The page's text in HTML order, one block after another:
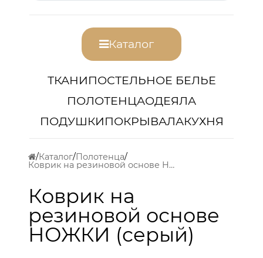
Каталог
ТКАНИПОСТЕЛЬНОЕ БЕЛЬЕ
ПОЛОТЕНЦАОДЕЯЛА
ПОДУШКИПОКРЫВАЛАКУХНЯ
Каталог Полотенца
Коврик на резиновой основе НОЖКИ (серый)
Коврик на
резиновой основе
НОЖКИ (серый)